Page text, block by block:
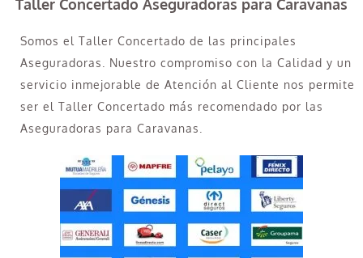
Taller Concertado Aseguradoras para Caravanas
Somos el Taller Concertado de las principales
Aseguradoras. Nuestro compromiso con la Calidad y un
servicio inmejorable de Atención al Cliente nos permite
ser el Taller Concertado más recomendado por las
Aseguradoras para Caravanas.